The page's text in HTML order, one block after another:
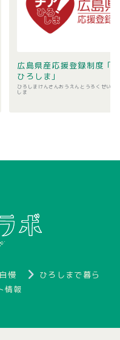
広島県産応援登録制度 ｢
ひろしま｣
ひろしまけんさんおうえんとうろくせいど
しま
慢
ひろしまで暮ら
情報